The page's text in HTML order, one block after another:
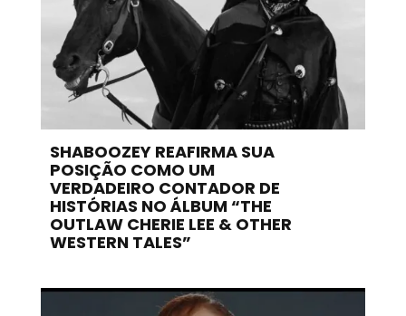
SHABOOZEY REAFIRMA SUA
POSIÇÃO COMO UM
VERDADEIRO CONTADOR DE
HISTÓRIAS NO ÁLBUM “THE
OUTLAW CHERIE LEE & OTHER
WESTERN TALES”